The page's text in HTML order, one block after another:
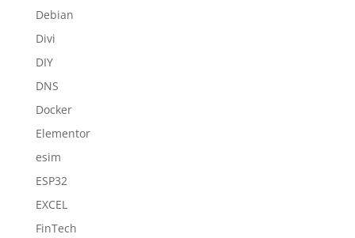
Debian
Divi
DIY
DNS
Docker
Elementor
esim
ESP32
EXCEL
FinTech